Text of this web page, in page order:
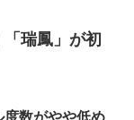
瑞鳳」が初
度数がやや低め